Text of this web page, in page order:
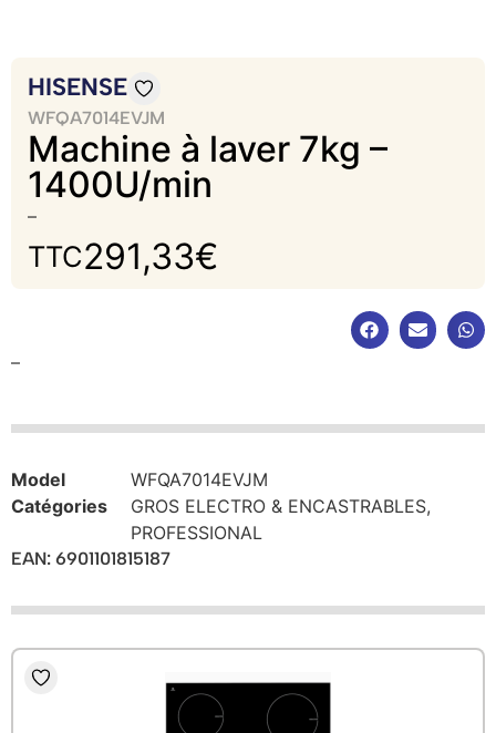
HISENSE
WFQA7014EVJM
Machine à laver 7kg –
1400U/min
–
291,33€
TTC
–
Model
WFQA7014EVJM
Catégories
GROS ELECTRO & ENCASTRABLES,
PROFESSIONAL
EAN: 6901101815187